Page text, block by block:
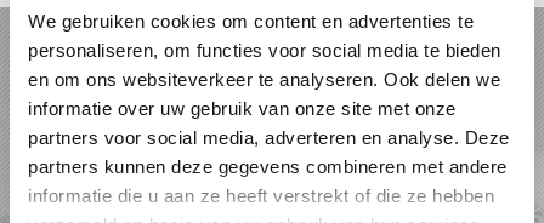
We gebruiken cookies om content en advertenties te
personaliseren, om functies voor social media te bieden
en om ons websiteverkeer te analyseren. Ook delen we
informatie over uw gebruik van onze site met onze
partners voor social media, adverteren en analyse. Deze
partners kunnen deze gegevens combineren met andere
informatie die u aan ze heeft verstrekt of die ze hebben
VAKANTIE IN VINSCHGAU
PAKKETTEN
ACCOMMODATIES